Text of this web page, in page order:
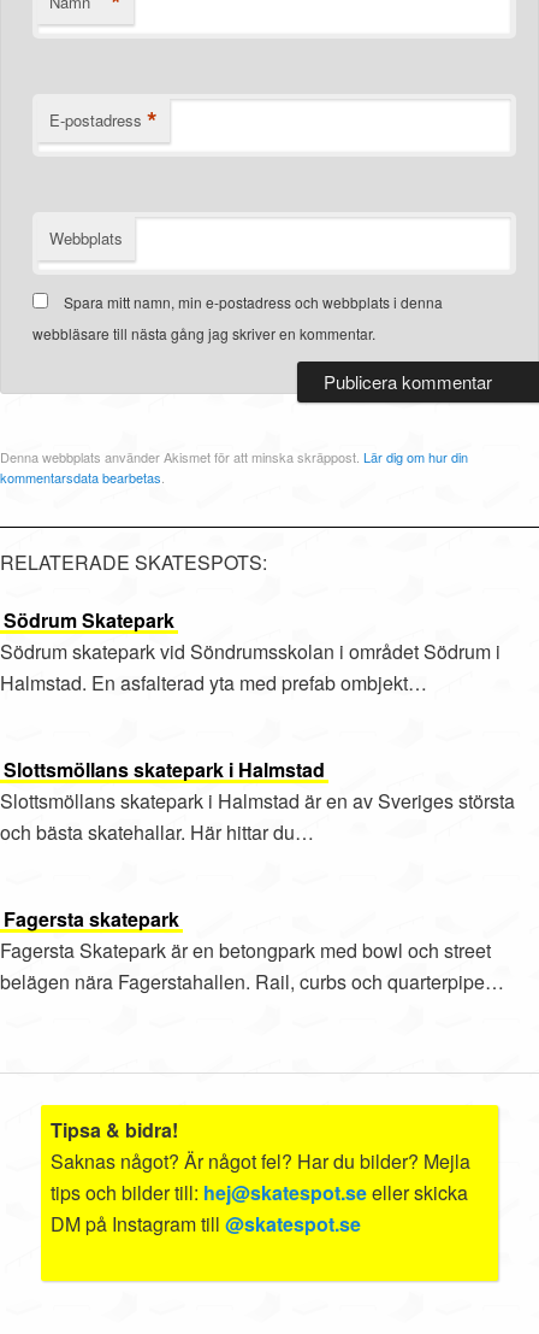
E-postadress *
Webbplats
Spara mitt namn, min e-postadress och webbplats i denna
webbläsare till nästa gång jag skriver en kommentar.
Denna webbplats använder Akismet för att minska skräppost. Lär dig om hur din
kommentarsdata bearbetas.
RELATERADE SKATESPOTS:
Södrum Skatepark
Södrum skatepark vid Söndrumsskolan i området Södrum i
Halmstad. En asfalterad yta med prefab ombjekt…
Slottsmöllans skatepark i Halmstad
Slottsmöllans skatepark i Halmstad är en av Sveriges största
och bästa skatehallar. Här hittar du…
Fagersta skatepark
Fagersta Skatepark är en betongpark med bowl och street
belägen nära Fagerstahallen. Rail, curbs och quarterpipe…
Tipsa & bidra!
Saknas något? Är något fel? Har du bilder? Mejla
tips och bilder till: hej@skatespot.seeller skicka
DM på Instagram till@skatespot.se